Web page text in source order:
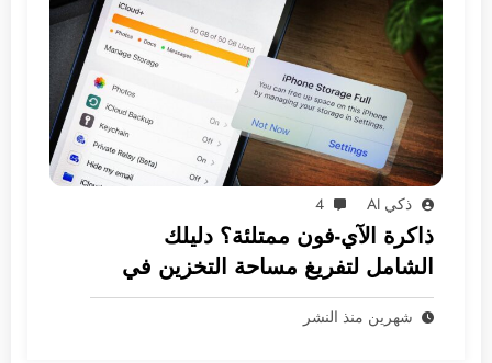
ذكي AI 4
ذاكرة الآي-فون ممتلئة؟ دليلك
الشامل لتفريغ مساحة التخزين في
نظام iOS
شهرين منذ النشر